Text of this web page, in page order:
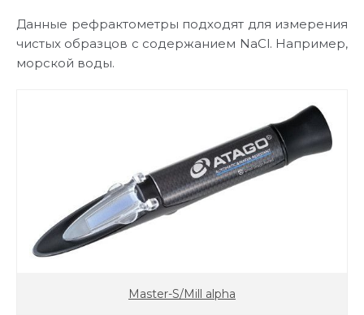
Данные рефрактометры подходят для измерения
чистых образцов с содержанием NaCl. Например,
морской воды.
Master-S/Mill alpha